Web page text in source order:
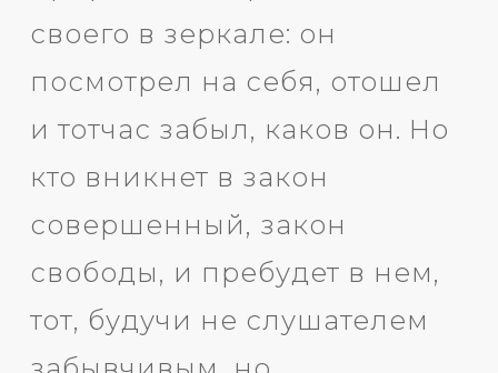
своего в зеркале: он
посмотрел на себя, отошел
и тотчас забыл, каков он. Но
кто вникнет в закон
совершенный, закон
свободы, и пребудет в нем,
тот, будучи не слушателем